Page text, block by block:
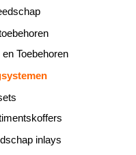
Toebehoren
inlays